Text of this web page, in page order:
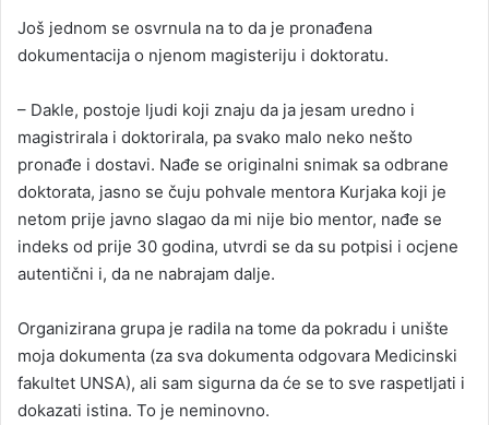
Još jednom se osvrnula na to da je pronađena
dokumentacija o njenom magisteriju i doktoratu.
– Dakle, postoje ljudi koji znaju da ja jesam uredno i
magistrirala i doktorirala, pa svako malo neko nešto
pronađe i dostavi. Nađe se originalni snimak sa odbrane
doktorata, jasno se čuju pohvale mentora Kurjaka koji je
netom prije javno slagao da mi nije bio mentor, nađe se
indeks od prije 30 godina, utvrdi se da su potpisi i ocjene
autentični i, da ne nabrajam dalje.
Organizirana grupa je radila na tome da pokradu i unište
moja dokumenta (za sva dokumenta odgovara Medicinski
fakultet UNSA), ali sam sigurna da će se to sve raspetljati i
dokazati istina. To je neminovno.